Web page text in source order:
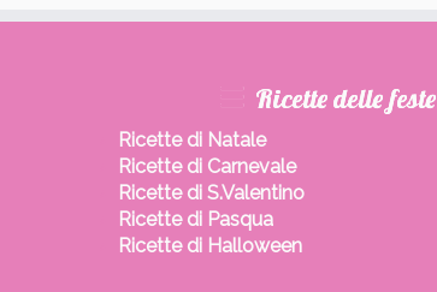
Ricette delle feste
Ricette di Natale
Ricette di Carnevale
Ricette di S.Valentino
Ricette di Pasqua
Ricette di Halloween